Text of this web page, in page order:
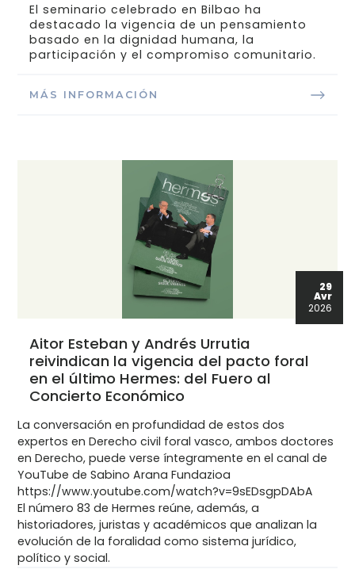
El seminario celebrado en Bilbao ha
destacado la vigencia de un pensamiento
basado en la dignidad humana, la
participación y el compromiso comunitario.
MÁS INFORMACIÓN
29
Avr
2026
Aitor Esteban y Andrés Urrutia
reivindican la vigencia del pacto foral
en el último Hermes: del Fuero al
Concierto Económico
La conversación en profundidad de estos dos
expertos en Derecho civil foral vasco, ambos doctores
en Derecho, puede verse íntegramente en el canal de
YouTube de Sabino Arana Fundazioa
https://www.youtube.com/watch?v=9sEDsgpDAbA
El número 83 de Hermes reúne, además, a
historiadores, juristas y académicos que analizan la
evolución de la foralidad como sistema jurídico,
político y social.